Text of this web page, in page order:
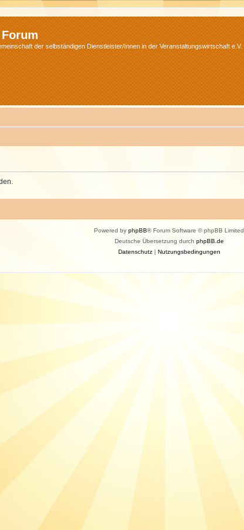
Forum
der selbständigen Dienstleister/Innen in der Veranstaltungswirtschaft e.V.
Powered by phpBB® Forum Software © phpBB Limited
Deutsche Übersetzung durch phpBB.de
Datenschutz| Nutzungsbedingungen